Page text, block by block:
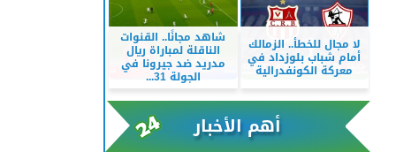
لا مجال للخطأ.. الزمالك
أمام شباب بلوزداد في
معركة الكونفدرالية
شاهد مجانًا.. القنوات
الناقلة لمباراة ريال
مدريد ضد جيرونا في
الجولة 31...
أهم الأخبار